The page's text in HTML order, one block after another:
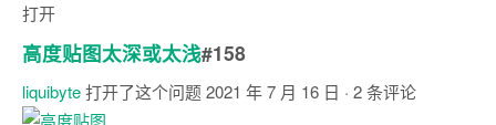
打开
高度贴图太深或太浅#158
liquibyte打开了这个问题2021 年 7 月 16 日 · 2 条评论